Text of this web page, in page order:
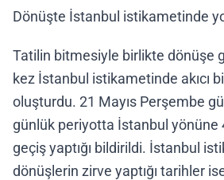
Dönüşte İstanbul istikametinde
Tatilin bitmesiyle birlikte dönüşe
kez İstanbul istikametinde akıcı
oluşturdu. 21 Mayıs Perşembe
günlük periyotta İstanbul yönüne
geçiş yaptığı bildirildi. İstanbul
dönüşlerin zirve yaptığı tarihler